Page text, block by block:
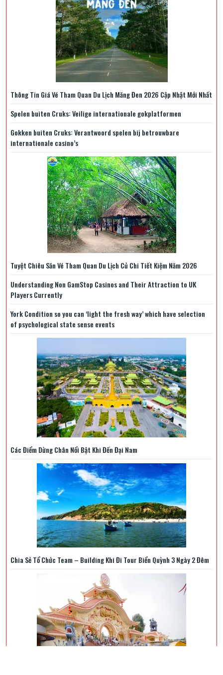
Thông Tin Giá Vé Tham Quan Du Lịch Măng Đen 2026 Cập Nhật Mới Nhất
Spelen buiten Cruks: Veilige internationale gokplatformen
Gokken buiten Cruks: Verantwoord spelen bij betrouwbare
internationale casino’s
Tuyệt Chiêu Săn Vé Tham Quan Du Lịch Củ Chi Tiết Kiệm Năm 2026
Understanding Non GamStop Casinos and Their Attraction to UK
Players Currently
York Condition so you can ‘light the fresh way’ which have selection
of psychological state sense events
Các Điểm Dừng Chân Nổi Bật Khi Đến Đại Nam
Chia Sẻ Tổ Chức Team – Building Khi Đi Tour Biển Quỳnh 3 Ngày 2 Đêm